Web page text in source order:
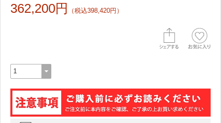
362,200円 （税込398,420円）